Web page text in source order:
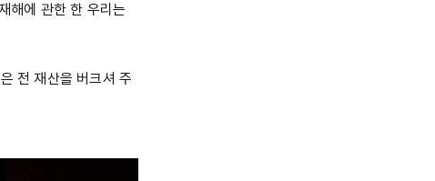
해에 관한 한 우리는
전 재산을 버크셔 주